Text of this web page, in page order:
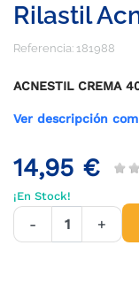
Rilastil
Referencia: 181988
ACNESTIL CREMA
Ver descripción
14,95 €
¡En Stock!
- +